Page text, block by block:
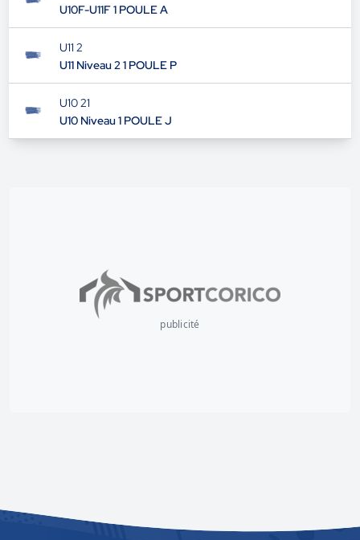
U10F-U11F 1 POULE A
U11 2
U11 Niveau 2 1 POULE P
U10 21
U10 Niveau 1 POULE J
publicité